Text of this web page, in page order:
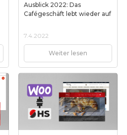
Ausblick 2022: Das
Cafégeschäft lebt wieder auf
7.4.2022
Weiter lesen